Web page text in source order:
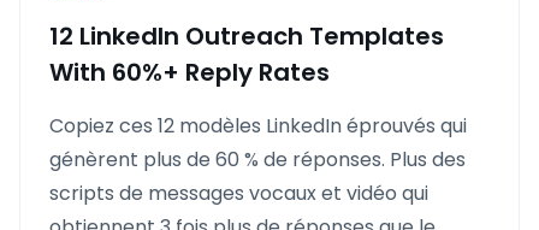
12 LinkedIn Outreach Templates
With 60%+ Reply Rates
Copiez ces 12 modèles LinkedIn éprouvés qui
génèrent plus de 60 % de réponses. Plus des
scripts de messages vocaux et vidéo qui